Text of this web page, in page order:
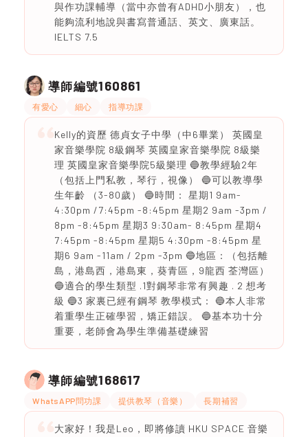
與作功課輔導（當中亦曾有ADHD小朋友），也
能夠流利地說與書寫普通話、英文、廣東話。
IELTS 7.5
導師編號160861
有愛心 細心 指導功課
Kelly的資歷 德貞女子中學（中6畢業） 英國皇
家音樂學院 8級鋼琴 英國皇家音樂學院 8級樂
理 英國皇家音樂學院5級樂理 🔵教學經驗2年
（包括上門私教，琴行，視像） 🔵可以教導學
生年齡 （3-80歲） 🔵時間： 星期1 9am-
4:30pm /7:45pm -8:45pm 星期2 9am -3pm /
8pm -8:45pm 星期3 9:30am- 8:45pm 星期4
7:45pm -8:45pm 星期5 4:30pm -8:45pm 星
期6 9am -11am / 2pm -3pm 🔵地區：（包括離
島，港島西，港島東，葵青區，9龍西 荃灣區）
🔵適合的學生類型 .1對鋼琴非常有興趣 . 2 想考
級 🔵3 家裏已經有鋼琴 教學模式： 🔵本人非常
着重學生正確學習，矯正錯誤。 🔵基本功十分
重要，老師會為學生準備基礎練習
導師編號168617
WhatsAPP問功課 提供教琴（音樂） 長期補習
大家好！我是Leo，即將修讀 HKU SPACE 音樂